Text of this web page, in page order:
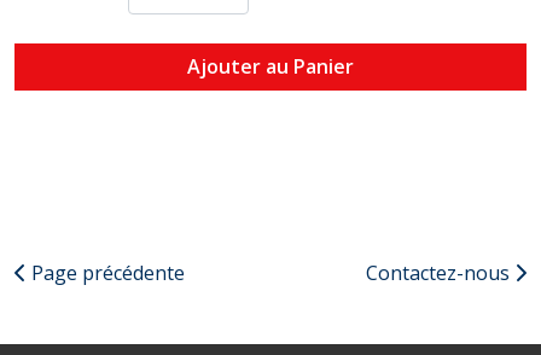
Ajouter au Panier
Page précédente Contactez-nous